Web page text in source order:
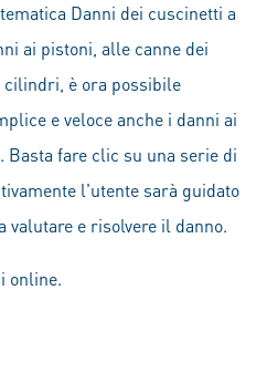
Danni dei cuscinetti a
ai pistoni, alle canne dei
è ora possibile
e veloce anche i danni ai
fare clic su una serie di
l'utente sarà guidato
e risolvere il danno.
online.